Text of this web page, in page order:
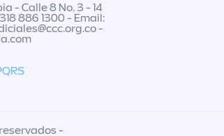
- Calle 8 No. 3 - 14
886 1300 - Email:
-
-